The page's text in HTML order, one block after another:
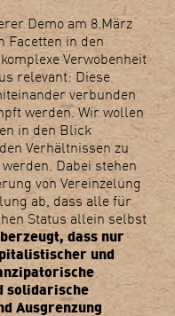
Demo am 8.März
Facetten in den
Verwobenheit
relevant: Diese
verbunden
werden. Wir wollen
in den Blick
Verhältnissen zu
Dabei stehen
von Vereinzelung
ab, dass alle für
Status allein selbst
dass nur
und
solidarische
Ausgrenzung